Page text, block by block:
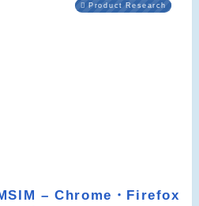
Product Research
– Chrome・Firefox